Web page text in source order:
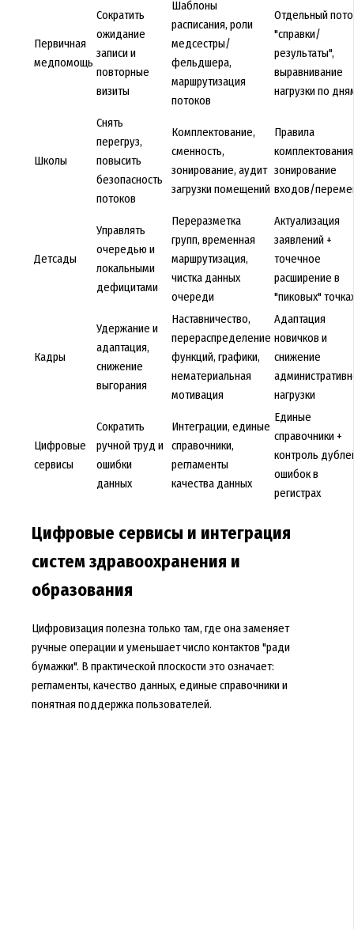
Первичная
медпомощь
Сократить
ожидание
записи и
повторные
визиты
Шаблоны
расписания, роли
медсестры/
фельдшера,
маршрутизация
потоков
Отдельный
"справки/
результаты",
выравнивание
нагрузки по
Школы
Снять
перегруз,
повысить
безопасность
потоков
Комплектование,
сменность,
зонирование, аудит
загрузки помещений
Правила
зонирование
входов/
Детсады
Управлять
очередью и
локальными
дефицитами
Переразметка
групп, временная
маршрутизация,
чистка данных
очереди
Актуализация
заявлений +
точечное
расширение в
"пиковых"
Кадры
Удержание и
адаптация,
снижение
выгорания
Наставничество,
перераспределение
функций, графики,
нематериальная
мотивация
Адаптация
новичков и
снижение
нагрузки
Цифровые
сервисы
Сократить
ручной труд и
ошибки
данных
Интеграции, единые
справочники,
регламенты
качества данных
Единые
справочники +
контроль
ошибок в
регистрах
Цифровые сервисы и интеграция
систем здравоохранения и
образования
Цифровизация полезна только там, где она заменяет
ручные операции и уменьшает число контактов "ради
бумажки". В практической плоскости это означает:
регламенты, качество данных, единые справочники и
понятная поддержка пользователей.